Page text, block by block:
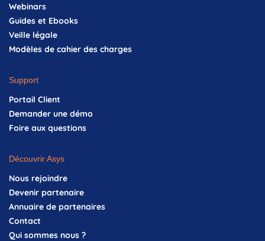
Webinars
Guides et Ebooks
Veille légale
Modèles de cahier des charges
Support
Portail Client
Demander une démo
Foire aux questions
Découvrir Asys
Nous rejoindre
Devenir partenaire
Annuaire de partenaires
Contact
Qui sommes nous ?